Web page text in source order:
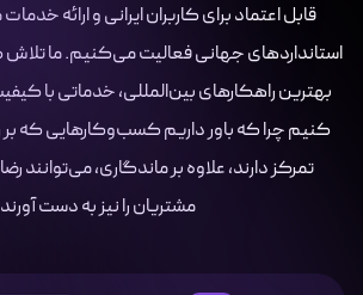
قابل اعتماد برای کاربران ایرانی و ارائه
استانداردهای جهانی فعالیت می‌کنیم. ما تلاش
بهترین راهکارهای بین‌المللی، خدماتی با
کنیم چرا که باور داریم کسب‌وکارهایی که بر
تمرکز دارند، علاوه بر ماندگاری، می‌توانند
مشتریان را نیز به دست